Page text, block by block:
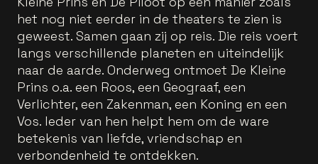
het nog niet eerder in de theaters te zien is
geweest. Samen gaan zij op reis. Die reis voert
langs verschillende planeten en uiteindelijk
naar de aarde. Onderweg ontmoet De Kleine
Prins o.a. een Roos, een Geograaf, een
Verlichter, een Zakenman, een Koning en een
Vos. Ieder van hen helpt hem om de ware
betekenis van liefde, vriendschap en
verbondenheid te ontdekken.